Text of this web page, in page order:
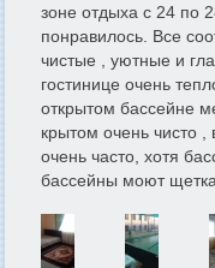
зоне отдыха с 24 по
понравилось. Все
чистые , уютные и
гостинице очень
открытом бассейне
крытом очень чисто
очень часто, хотя
бассейны моют